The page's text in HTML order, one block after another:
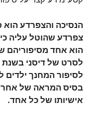
הנסיכה והצפרדע הוא
צפרדע שהוטל עליה
הוא אחד מסיפוריהם
לסיפור המחנך ילדים
בסיס המראה של
אישיותו של כל אחד.